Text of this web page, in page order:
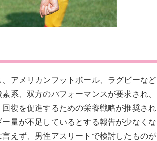
アメリカンフットボール、ラグビーなど
系、双方のパフォーマンスが要求され、
復を促進するための栄養戦略が推奨され
量が不足しているとする報告が少なくな
えず、男性アスリートで検討したものが